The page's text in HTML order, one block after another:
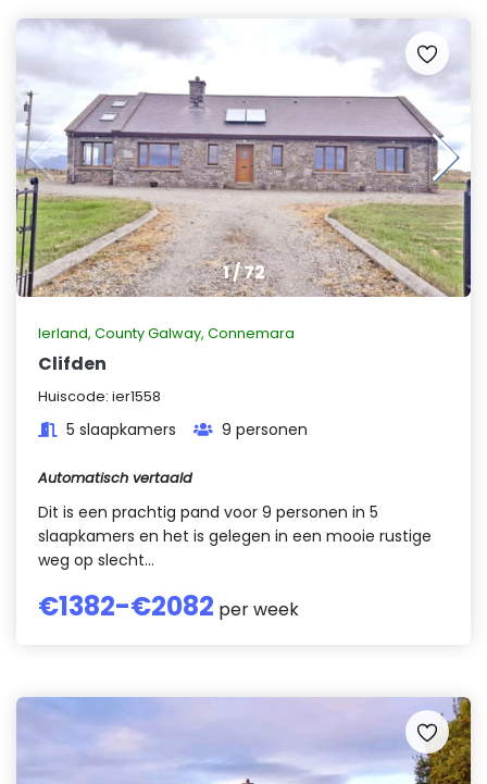
1/72
Ierland, County Galway, Connemara
Clifden
Huiscode: ier1558
5 slaapkamers 9 personen
Automatisch vertaald
Dit is een prachtig pand voor 9 personen in 5
slaapkamers en het is gelegen in een mooie rustige
weg op slecht...
€1382-€2082 per week